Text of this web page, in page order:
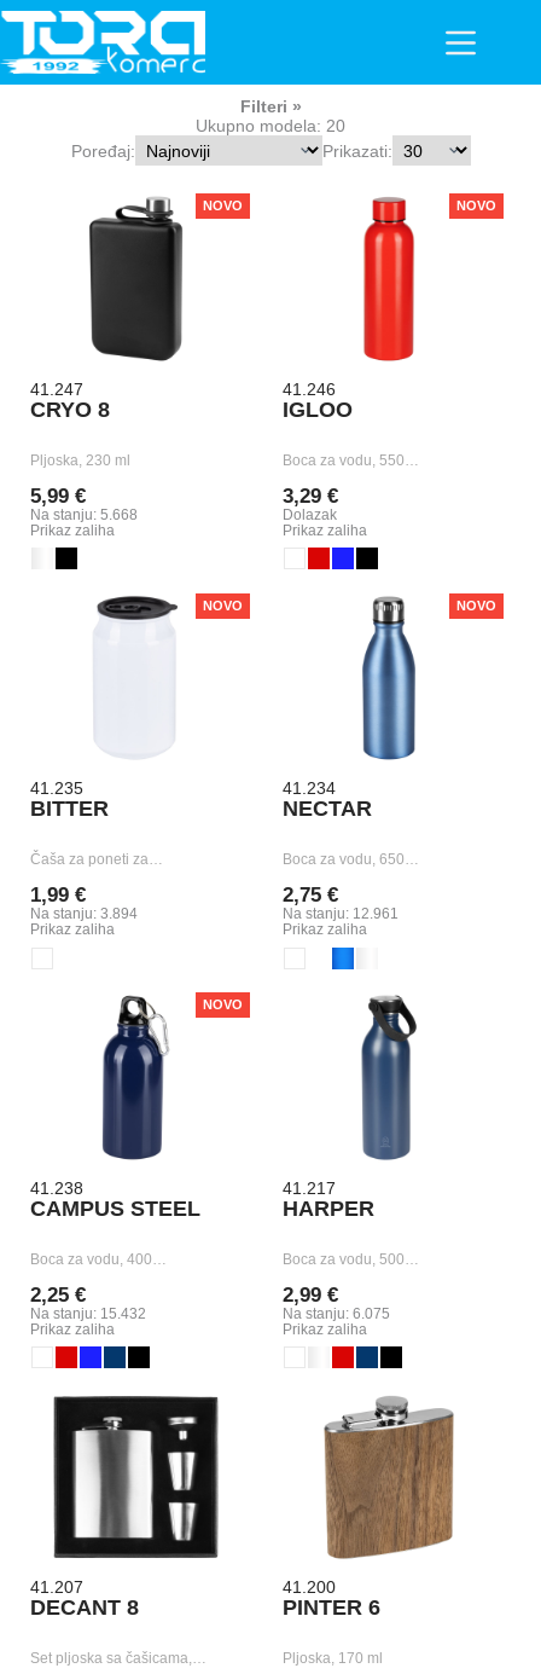
Skip
content
Filteri
Ukupno modela: 20
Poređaj:
Prikazati:
NOVO
41.247
CRYO 8
Pljoska, 230 ml
5,99 €
Na stanju: 5.668
Prikaz zaliha
NOVO
41.246
IGLOO
Boca za vodu, 550…
3,29 €
Dolazak
Prikaz zaliha
NOVO
41.235
BITTER
Čaša za poneti za…
1,99 €
Na stanju: 3.894
Prikaz zaliha
NOVO
41.234
NECTAR
Boca za vodu, 650…
2,75 €
Na stanju: 12.961
Prikaz zaliha
NOVO
41.238
CAMPUS STEEL
Boca za vodu, 400…
2,25 €
Na stanju: 15.432
Prikaz zaliha
41.217
HARPER
Boca za vodu, 500…
2,99 €
Na stanju: 6.075
Prikaz zaliha
41.207
DECANT 8
Set pljoska sa čašicama,…
41.200
PINTER 6
Pljoska, 170 ml